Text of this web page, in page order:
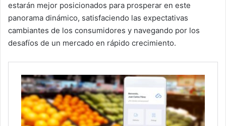
estarán mejor posicionados para prosperar en este
panorama dinámico, satisfaciendo las expectativas
cambiantes de los consumidores y navegando por los
desafíos de un mercado en rápido crecimiento.